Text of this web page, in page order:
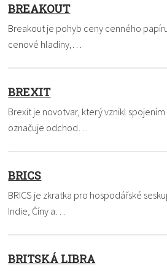
BREAKOUT
Breakout je pohyb ceny cenného
cenové hladiny,…
BREXIT
Brexit je novotvar, který vznikl spojením
označuje odchod…
BRICS
BRICS je zkratka pro hospodářské
Indie, Číny a…
BRITSKÁ LIBRA